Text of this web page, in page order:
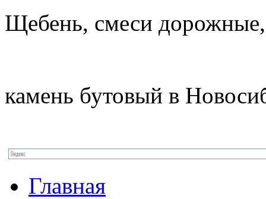
Щебень, смеси дорожные,
камень бутовый в
Главная